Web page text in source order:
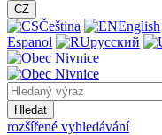
CZ
Čeština English
Espanol
русский
Hledat
rozšířené vyhledávání